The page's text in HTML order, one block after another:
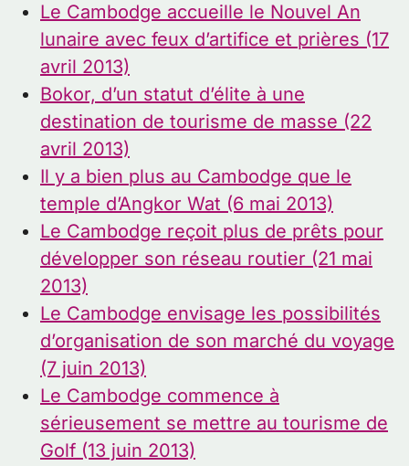
Le Cambodge accueille le Nouvel An
lunaire avec feux d’artifice et prières (17
avril 2013)
Bokor, d’un statut d’élite à une
destination de tourisme de masse (22
avril 2013)
Il y a bien plus au Cambodge que le
temple d’Angkor Wat (6 mai 2013)
Le Cambodge reçoit plus de prêts pour
développer son réseau routier (21 mai
2013)
Le Cambodge envisage les possibilités
d’organisation de son marché du voyage
(7 juin 2013)
Le Cambodge commence à
sérieusement se mettre au tourisme de
Golf (13 juin 2013)